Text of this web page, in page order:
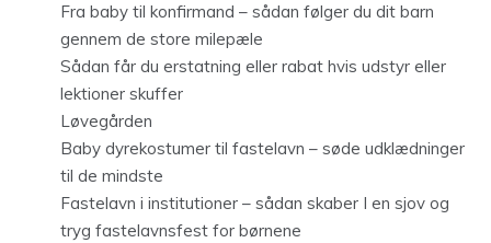
Fra baby til konfirmand – sådan følger du dit barn
gennem de store milepæle
Sådan får du erstatning eller rabat hvis udstyr eller
lektioner skuffer
Løvegården
Baby dyrekostumer til fastelavn – søde udklædninger
til de mindste
Fastelavn i institutioner – sådan skaber I en sjov og
tryg fastelavnsfest for børnene